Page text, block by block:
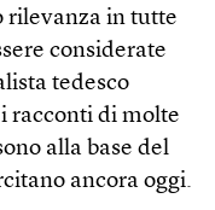
rilevanza in tutte
considerate
tedesco
racconti di molte
alla base del
ancora oggi.